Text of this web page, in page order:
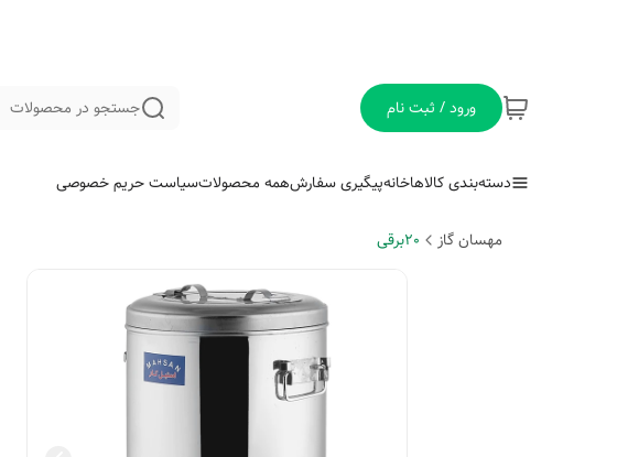
ورود / ثبت نام جستجو در محصولات
دسته‌بندی کالاهاخانهپیگیری سفارشهمه محصولاتسیاست حریم خصوصی
مهسان گاز 20برقی